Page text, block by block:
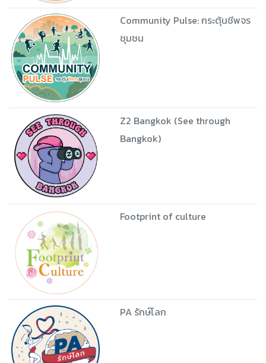
Community Pulse: กระตุ้นชีพจร
ชุมชน
Z2 Bangkok (See through
Bangkok)
Footprint of culture
PA รักษ์โลก